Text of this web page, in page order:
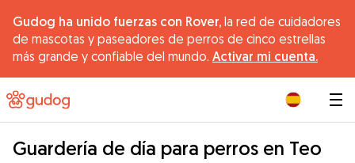
Gudog ha unido fuerzas con Rover, la red de cuidadores
de mascotas y paseadores de perros de cinco estrellas
más grande y confiable del mundo. Activar mi cuenta.
Guardería de día para perros en Teo